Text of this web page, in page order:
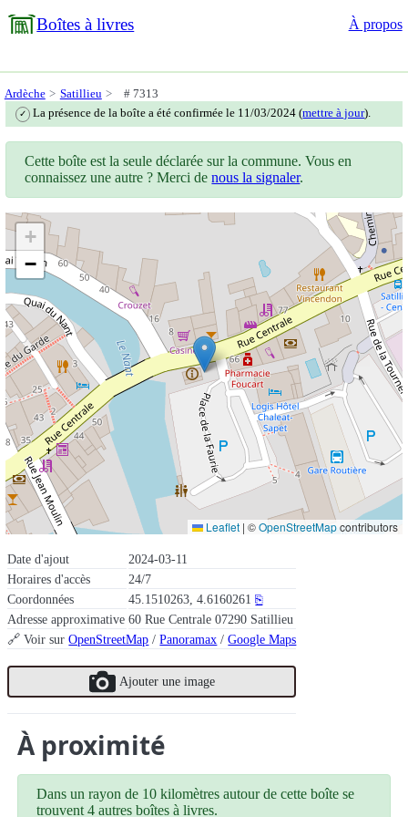
Boîtes à livres À propos
Ardèche Satillieu # 7313
✓ La présence de la boîte a été confirmée le 11/03/2024 (mettre à jour).
Date d'ajout
2024-03-11
Horaires d'accès
24/7
Coordonnées
45.1510263, 4.6160261 ⎘
Adresse approximative 60 Rue Centrale 07290 Satillieu
🔗 Voir surOpenStreetMap /Panoramax /Google Maps
Ajouter une image
Cette boîte est la seule déclarée sur la commune. Vous en
connaissez une autre ? Merci denous la signaler.
+
−
Leaflet | ©OpenStreetMapcontributors
À proximité
Dans un rayon de 10 kilomètres autour de cette boîte se
trouvent 4 autres boîtes à livres.